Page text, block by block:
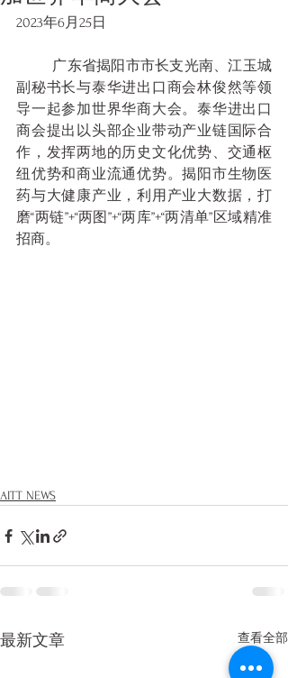
2023年6月25日
副秘书长与泰华进出口商会林俊然等领
导一起参加世界华商大会。泰华进出口
商会提出以头部企业带动产业链国际合
作，发挥两地的历史文化优势、交通枢
纽优势和商业流通优势。揭阳市生物医
药与大健康产业，利用产业大数据，打
磨“两链”+“两图”+“两库”+“两清单”区域精准
招商。
AITT NEWS
最新文章 查看全部